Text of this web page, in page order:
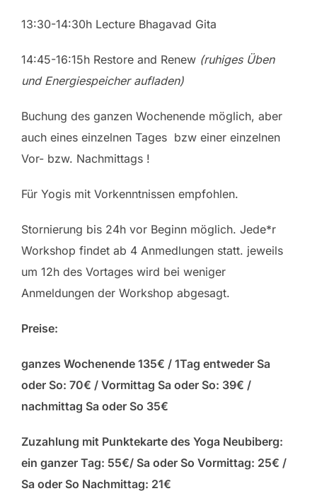
13:30-14:30h Lecture Bhagavad Gita
14:45-16:15h Restore and Renew (ruhiges Üben
und Energiespeicher aufladen)
Buchung des ganzen Wochenende möglich, aber
auch eines einzelnen Tages bzw einer einzelnen
Vor- bzw. Nachmittags !
Für Yogis mit Vorkenntnissen empfohlen.
Stornierung bis 24h vor Beginn möglich. Jede*r
Workshop findet ab 4 Anmedlungen statt. jeweils
um 12h des Vortages wird bei weniger
Anmeldungen der Workshop abgesagt.
Preise:
ganzes Wochenende 135€ / 1Tag entweder Sa
oder So: 70€ / Vormittag Sa oder So: 39€ /
nachmittag Sa oder So 35€
Zuzahlung mit Punktekarte des Yoga Neubiberg:
ein ganzer Tag: 55€/ Sa oder So Vormittag: 25€ /
Sa oder So Nachmittag: 21€